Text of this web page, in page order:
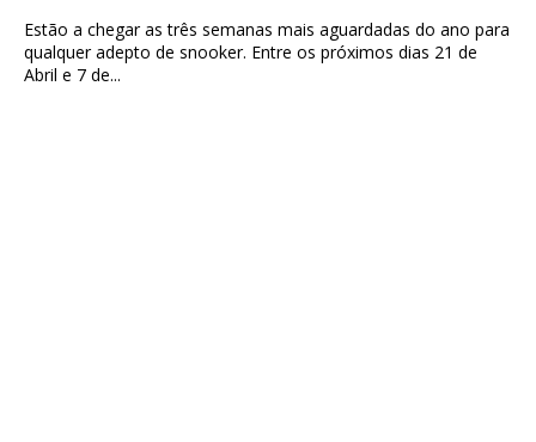
Estão a chegar as três semanas mais aguardadas do ano para
qualquer adepto de snooker. Entre os próximos dias 21 de
Abril e 7 de...